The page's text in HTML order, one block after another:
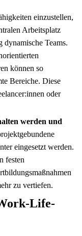
einzustellen,
Arbeitsplatz
dynamische Teams.
können so
Bereiche. Diese
oder
werden und
eingesetzt werden.
festen
zu vertiefen.
Life-